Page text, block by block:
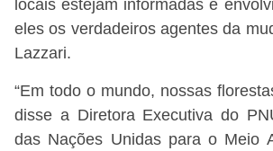
locais estejam informadas e
eles os verdadeiros agentes da
Lazzari.
“Em todo o mundo, nossas
disse a Diretora Executiva do
das Nações Unidas para o Meio